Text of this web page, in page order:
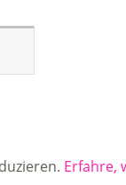
Erfahre,